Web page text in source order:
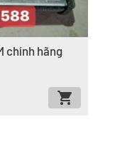
chính hãng